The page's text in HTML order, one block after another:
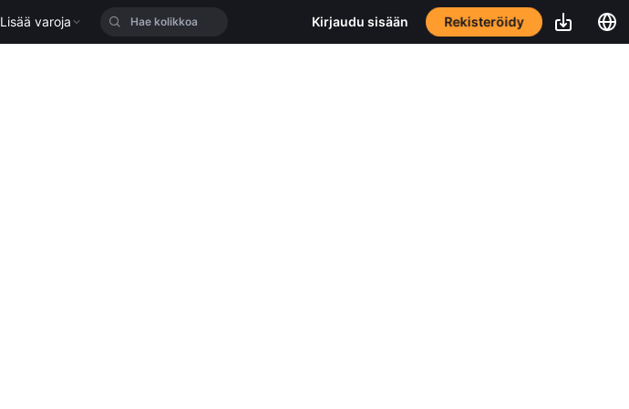
Lisää varoja Kirjaudu sisään Rekisteröidy